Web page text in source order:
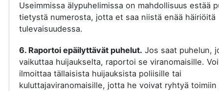
Useimmissa älypuhelimissa on mahdollisuus estää
tietystä numerosta, jotta et saa niistä enää häiriöitä
tulevaisuudessa.
6. Raportoi epäilyttävät puhelut. Jos saat puhelun,
vaikuttaa huijaukselta, raportoi se viranomaisille.
ilmoittaa tällaisista huijauksista poliisille tai
kuluttajaviranomaisille, jotta he voivat ryhtyä toimiin